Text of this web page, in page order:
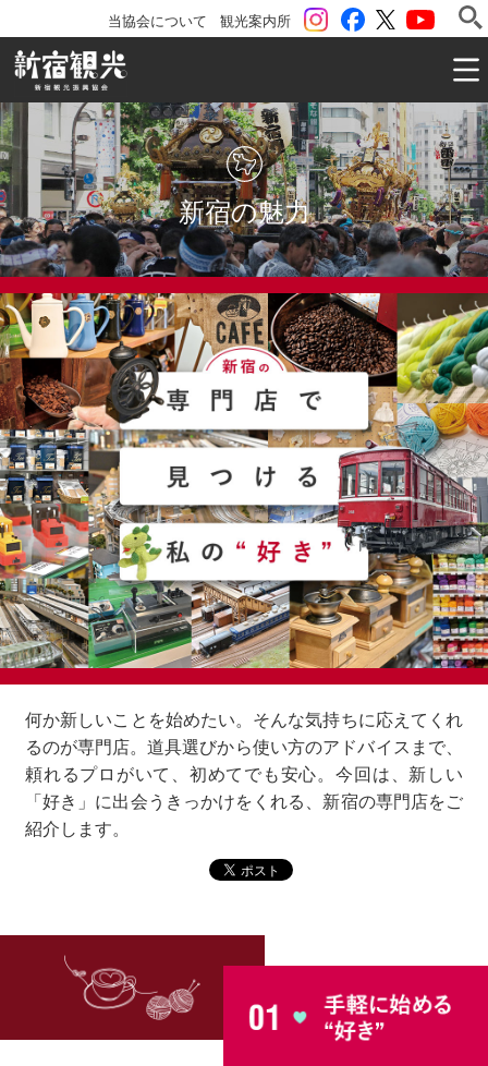
ツイッター
Facebook
instagram
観光案内所
当協会について
一般社団法人 新宿観光振興協会 Shinjuku
新宿の魅力
何か新しいことを始めたい。そんな気持ちに応えてくれ
るのが専門店。 道具選びから使い方のアドバイスまで、
頼れるプロがいて、初めてでも安心。 今回は、新しい
「好き」に出会うきっかけをくれる、新宿の専門店をご
紹介します。